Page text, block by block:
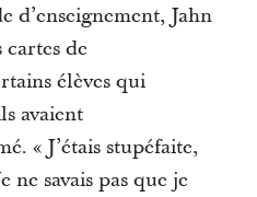
d’enseignement, Jahn
de
élèves qui
avaient
« J’étais stupéfaite,
ne savais pas que je